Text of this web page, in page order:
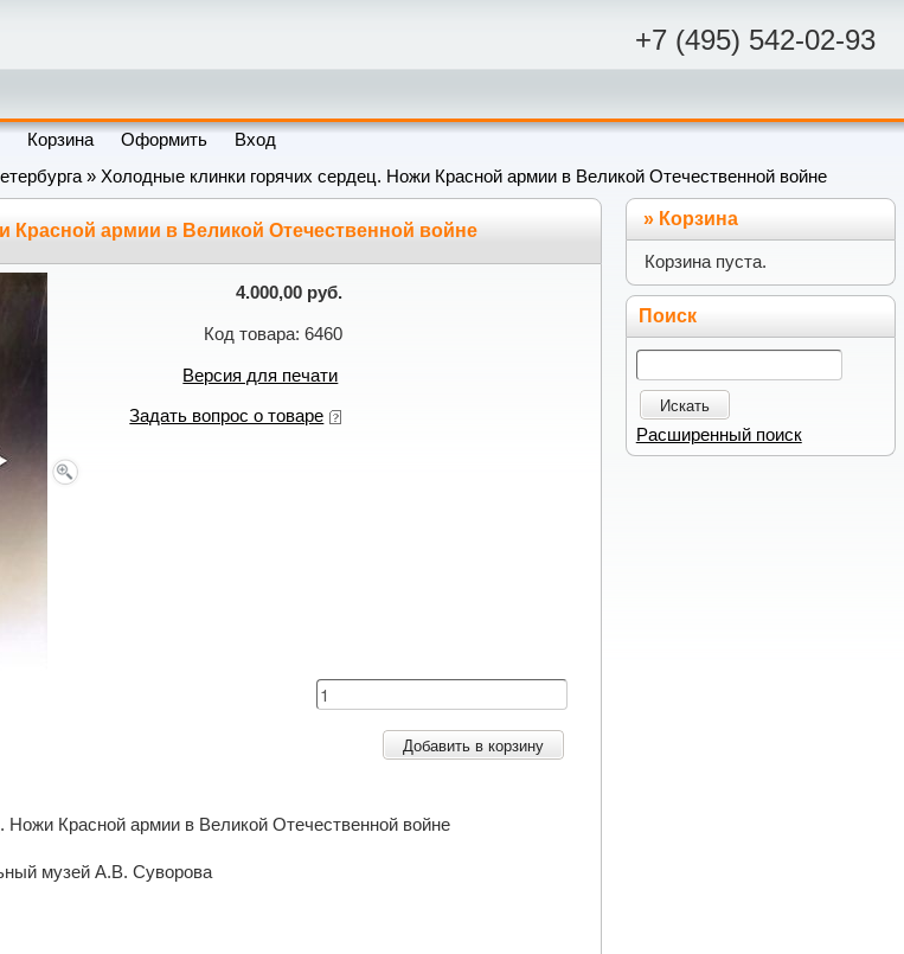
+7 (495) 542-02-93
Корзина Оформить
Вход
» Холодные клинки горячих сердец. Ножи Красной армии в Великой Отечественной войне
Красной армии в Великой Отечественной войне
4.000,00 руб.
Код товара: 6460
Версия для печати
Задать вопрос о товаре
Добавить в корзину
Ножи Красной армии в Великой Отечественной войне
музей А.В. Суворова
» Корзина
Корзина пуста.
Поиск
Искать
Расширенный поиск